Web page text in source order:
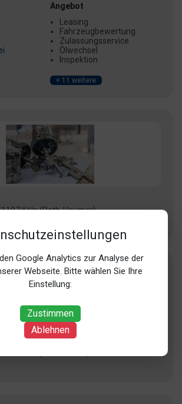
Google Analytics zur Analyse der
Webseite. Bitte wählen Sie Ihre
Einstellung:
Zustimmen
Ablehnen
Angebot
Leasing
Fahrzeugbewertung
Zulassungsservice
Ölwechsel
Inspektion
+ 11 weitere
Köln (Rath-Heumar)